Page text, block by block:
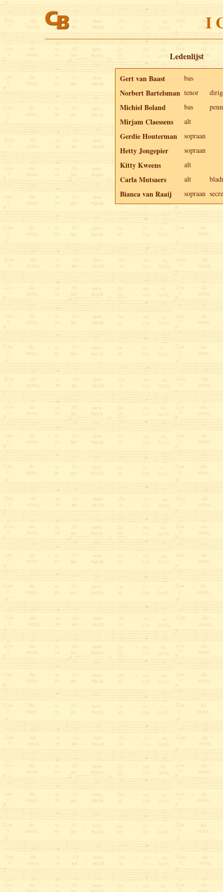
I
Ledenlijst
Gert van Baast bas
Norbert Bartelsman tenor
Michiel Boland bas
Mirjam Claessens alt
Gerdie Houterman sopraan
Hetty Jongepier sopraan
Kitty Kweens alt
Carla Mutsaers alt
Bianca van Raaij sopraan